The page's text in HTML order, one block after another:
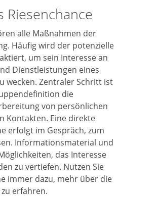
Riesenchance
alle Maßnahmen der
Häufig wird der potenzielle
um sein Interesse an
Dienstleistungen eines
wecken. Zentraler Schritt ist
die
von persönlichen
Kontakten. Eine direkte
erfolgt im Gespräch, zum
Informationsmaterial und
das Interesse
zu vertiefen. Nutzen Sie
immer dazu, mehr über die
erfahren.